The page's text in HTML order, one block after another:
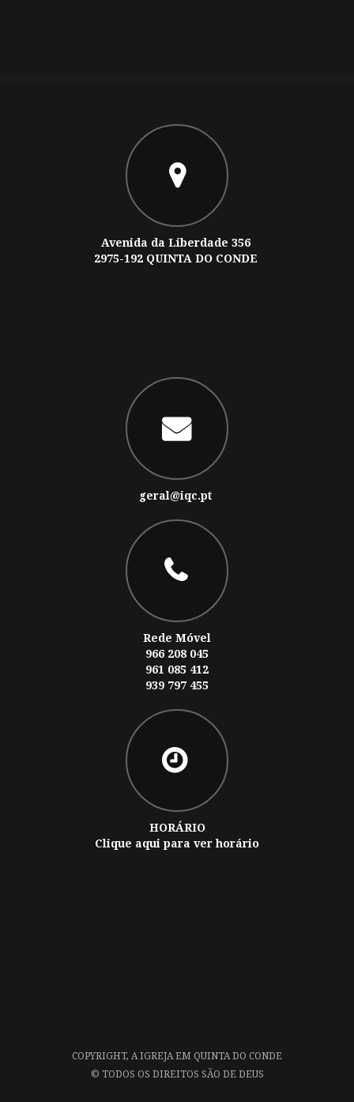
Avenida da Liberdade 356
2975-192 QUINTA DO CONDE
geral@iqc.pt
Rede Móvel
966 208 045
961 085 412
939 797 455
HORÁRIO
Clique aqui para ver horário
COPYRIGHT, A IGREJA EM QUINTA DO CONDE
© TODOS OS DIREITOS SÃO DE DEUS